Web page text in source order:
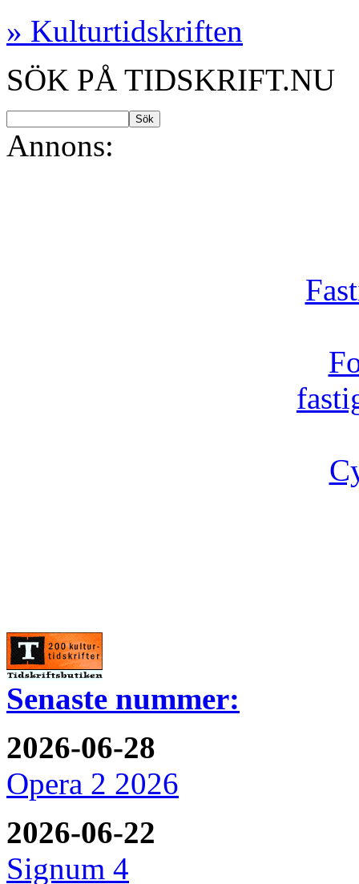
» Kulturtidskriften
SÖK PÅ TIDSKRIFT.NU
Annons:
Senaste nummer:
2026-06-28
Opera 2 2026
2026-06-22
Signum 4